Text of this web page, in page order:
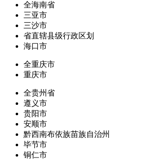
全海南省
三亚市
三沙市
省直辖县级行政区划
海口市
全重庆市
重庆市
全贵州省
遵义市
贵阳市
安顺市
黔西南布依族苗族自治州
毕节市
铜仁市